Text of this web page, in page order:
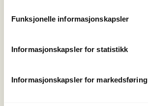
Funksjonelle informasjonskapsler
Informasjonskapsler for statistikk
Informasjonskapsler for markedsføring
Personvern og informasjonskapsler